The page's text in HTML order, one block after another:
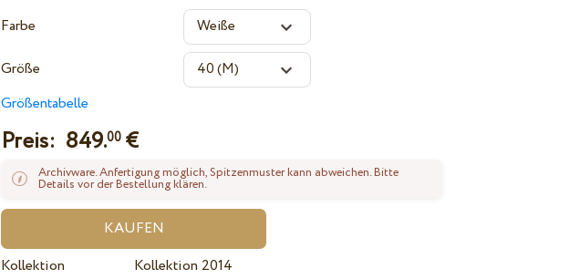
Farbe
Größe
Größentabelle
Preis: 849.00 €
Archivware. Anfertigung möglich, Spitzenmuster kann abweichen. Bitte
Details vor der Bestellung klären.
Kollektion
Kollektion 2014